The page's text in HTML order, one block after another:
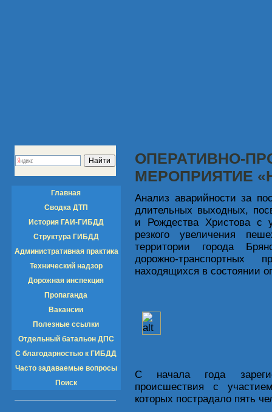
Главная
Сводка ДТП
История ГАИ-ГИБДД
Структура ГИБДД
Административная практика
Технический надзор
Дорожная инспекция
Пропаганда
Вакансии
Полезные ссылки
Отдельный батальон ДПС
С благодарностью к ГИБДД
Часто задаваемые вопросы
Поиск
ОПЕРАТИВНО-
МЕРОПРИЯТИЕ
Анализ аварийности за
длительных выходных,
и Рождества Христова с
резкого увеличения
территории города
дорожно-
находящихся в состоянии
С начала года
происшествия с
которых пострадало пять